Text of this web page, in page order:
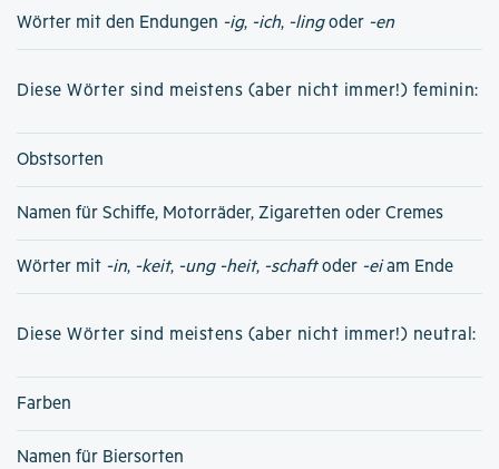
Wörter mit den Endungen -ig, -ich, -lingoder -en
Diese Wörter sind meistens (aber nicht immer!) feminin:
Obstsorten
Namen für Schiffe, Motorräder, Zigaretten oder Cremes
Wörter mit -in, -keit, -ung -heit, -schaftoder -eiam Ende
Diese Wörter sind meistens (aber nicht immer!) neutral:
Farben
Namen für Biersorten